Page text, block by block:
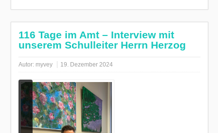
116 Tage im Amt – Interview mit
unserem Schulleiter Herrn Herzog
Autor: myvey 19. Dezember 2024